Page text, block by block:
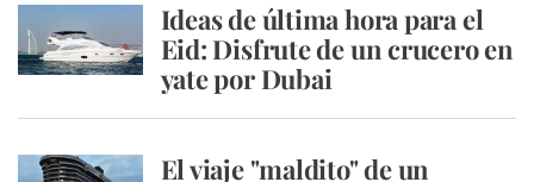
Ideas de última hora para el
Eid: Disfrute de un crucero en
yate por Dubai
El viaje "maldito" de un